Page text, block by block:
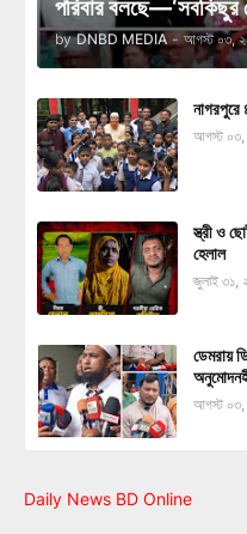
পরিবার বলছে—‘সবকিছুর
by DNBD MEDIA - আগস্ট ০৩,
আগস্ট
স্ত্রী ও
হেলাল
জুলাই ৩১,
ডেমরায়
আগস্ট
Daily News BD Online